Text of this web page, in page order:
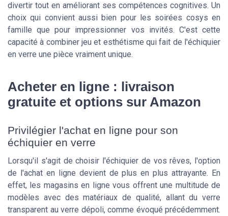
divertir tout en améliorant ses compétences cognitives. Un
choix qui convient aussi bien pour les soirées cosys en
famille que pour impressionner vos invités. C'est cette
capacité à combiner jeu et esthétisme qui fait de l'échiquier
en verre une pièce vraiment unique.
Acheter en ligne : livraison
gratuite et options sur Amazon
Privilégier l'achat en ligne pour son
échiquier en verre
Lorsqu'il s'agit de choisir l'échiquier de vos rêves, l'option
de l'achat en ligne devient de plus en plus attrayante. En
effet, les magasins en ligne vous offrent une multitude de
modèles avec des matériaux de qualité, allant du verre
transparent au verre dépoli, comme évoqué précédemment.